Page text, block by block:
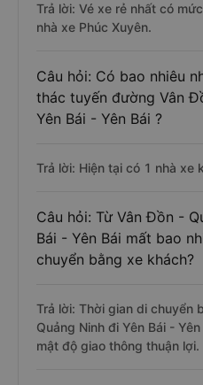
Trả lời: Vé xe rẻ nhất có
nhà xe Phúc Xuyên.
Câu hỏi: Có bao nhiêu
thác tuyến đường Vân
Yên Bái - Yên Bái ?
Trả lời: Hiện tại có 1 nhà xe
Câu hỏi: Từ Vân Đồn -
Bái - Yên Bái mất bao
chuyển bằng xe khách?
Trả lời: Thời gian di chuyển
Quảng Ninh đi Yên Bái -
mật độ giao thông thuận lợi.